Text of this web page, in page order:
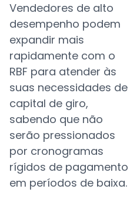
Vendedores de alto
desempenho podem
expandir mais
rapidamente com o
RBF para atender às
suas necessidades de
capital de giro,
sabendo que não
serão pressionados
por cronogramas
rígidos de pagamento
em períodos de baixa.